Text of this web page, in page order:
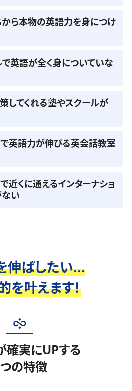
から本物の英語力を身につけ
英語が全く身についていな
してくれる塾やスクールが
英語力が伸びる英会話教室
近くに通えるインターナショ
い
伸ばしたい...
を叶えます！
確実にUPする
の特徴